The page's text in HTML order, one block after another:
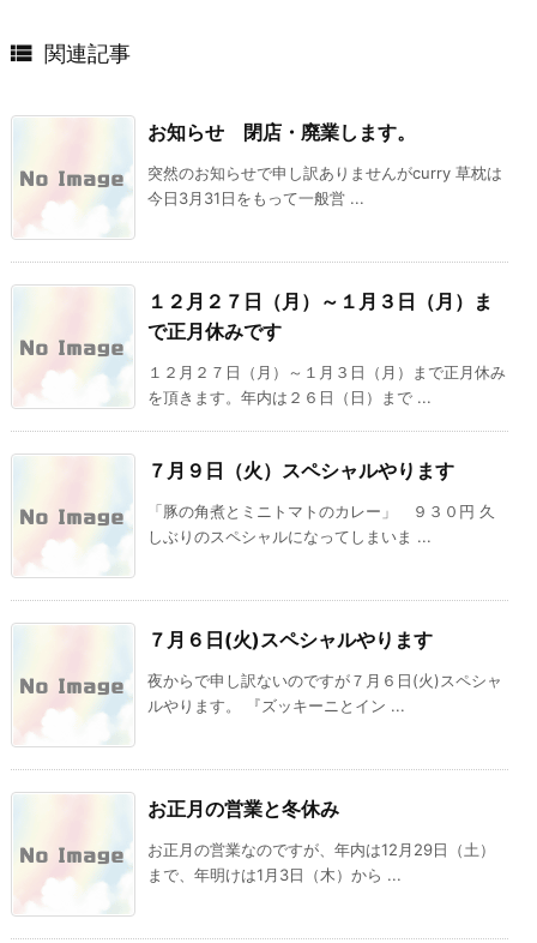
 関連記事
お知らせ 閉店・廃業します。
突然のお知らせで申し訳ありませんがcurry 草枕は
今日3月31日をもって一般営 ...
１２月２７日（月）～１月３日（月）ま
で正月休みです
１２月２７日（月）～１月３日（月）まで正月休み
を頂きます。年内は２６日（日）まで ...
７月９日（火）スペシャルやります
「豚の角煮とミニトマトのカレー」 ９３０円 久
しぶりのスペシャルになってしまいま ...
７月６日(火)スペシャルやります
夜からで申し訳ないのですが７月６日(火)スペシャ
ルやります。 『ズッキーニとイン ...
お正月の営業と冬休み
お正月の営業なのですが、年内は12月29日（土）
まで、年明けは1月3日（木）から ...